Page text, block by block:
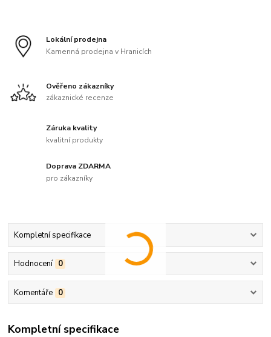
Lokální prodejna
Kamenná prodejna v Hranicích
Ověřeno zákazníky
zákaznické recenze
Záruka kvality
kvalitní produkty
Doprava ZDARMA
pro zákazníky
Kompletní specifikace
Hodnocení 0
Komentáře 0
Kompletní specifikace